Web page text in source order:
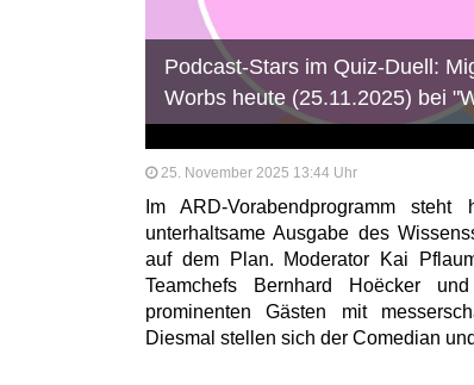
Podcast-Stars im Quiz-Duell:
Worbs heute (25.11.2025) bei
25. November 2025 13:44 Uhr
Im ARD-Vorabendprogramm
unterhaltsame Ausgabe des
auf dem Plan. Moderator Kai
Teamchefs Bernhard Hoëcker
prominenten Gästen mit
Diesmal stellen sich der Comedian